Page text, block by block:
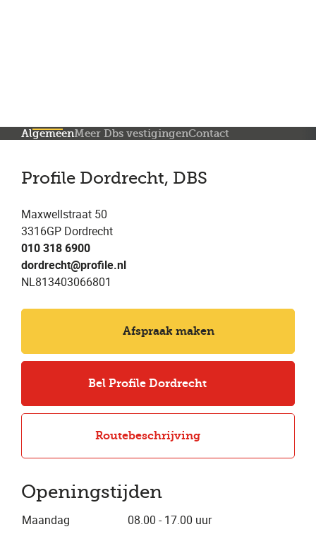
AlgemeenMeer Dbs vestigingenContact
Profile Dordrecht, DBS
Maxwellstraat 50
3316GP Dordrecht
010 318 6900
dordrecht@profile.nl
NL813403066801
Afspraak maken
Bel Profile Dordrecht
Routebeschrijving
Openingstijden
Maandag
08.00 - 17.00 uur